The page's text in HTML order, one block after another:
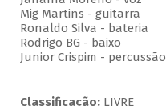
Mig Martins - guitarra
Ronaldo Silva - bateria
Rodrigo BG - baixo
Junior Crispim - percussão
Classificação: LIVRE